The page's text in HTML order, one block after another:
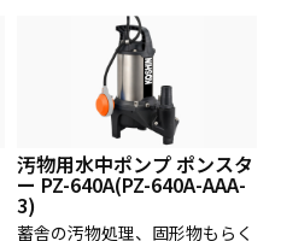
汚物用水中ポンプ ポンスタ
ー PZ-640A(PZ-640A-AAA-
3)
蓄舎の汚物処理、固形物もらく